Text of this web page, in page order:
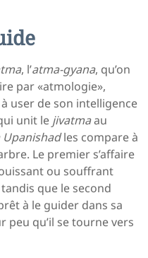
, l’atma-gyana, qu’on
par «atmologie»,
user de son intelligence
unit le jivatmaau
Upanishadles compare à
Le premier s’affaire
ou souffrant
tandis que le second
à le guider dans sa
peu qu’il se tourne vers